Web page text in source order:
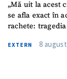
„Mă uit la acest
se afla exact în
rachete:
EXTERN 8